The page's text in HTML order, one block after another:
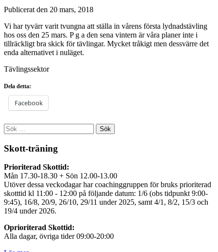
Publicerat den 20 mars, 2018
Vi har tyvärr varit tvungna att ställa in vårens första lydnadstävling
hos oss den 25 mars. P g a den sena vintern är våra planer inte i
tillräckligt bra skick för tävlingar. Mycket tråkigt men dessvärre det
enda alternativet i nuläget.
Tävlingssektor
Dela detta:
Facebook
Sök
efter:
Skott-träning
Prioriterad Skottid:
Mån 17.30-18.30 + Sön 12.00-13.00
Utöver dessa veckodagar har coachinggruppen för bruks prioriterad
skotttid kl 11:00 - 12:00 på följande datum: 1/6 (obs tidpunkt 9:00-
9:45), 16/8, 20/9, 26/10, 29/11 under 2025, samt 4/1, 8/2, 15/3 och
19/4 under 2026.
Oprioriterad Skottid:
Alla dagar, övriga tider 09:00-20:00